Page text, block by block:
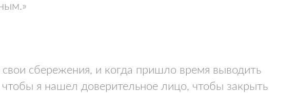
сбережения, и когда пришло время выводить
чтобы я нашел доверительное лицо, чтобы закрыть